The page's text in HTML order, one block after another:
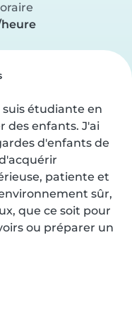
heure
suis étudiante en
des enfants. J'ai
d'enfants de
patiente et
sûr,
que ce soit pour
ou préparer un